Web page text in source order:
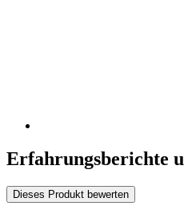
Erfahrungsberichte
Dieses Produkt bewerten